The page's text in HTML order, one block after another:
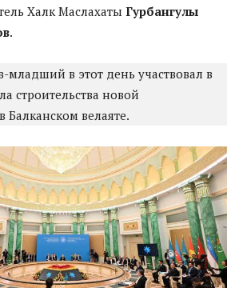
Халк Маслахаты Гурбангулы
.
в этот день участвовал в
строительства новой
Балканском велаяте.